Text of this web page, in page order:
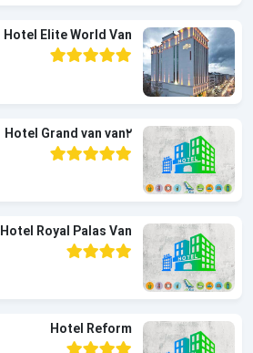
Hotel Elite World Van
Hotel Grand van van2
Hotel Royal Palas Van
Hotel Reform